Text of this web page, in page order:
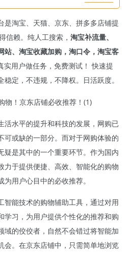
是淘宝、天猫、京东、拼多多店铺提
信赖。纯人工搜索， 淘宝补流量、
站、淘宝收藏加购，淘口令，淘宝客
实用户做任务，免费测试！ 快速提
定，不违规，不降权。日活跃度。
活水平的提升和科技的发展，网购已
可或缺的一部分。而对于网购体验的
疑是其中的一个重要环节。作为国内
力于提供便捷、高效、智能化的购物
用户心目中的必收推荐。
智能技术的购物辅助工具，通过对用
学习，为用户提供个性化的推荐和购
域的佼佼者，自然不会错过将智能加
会。在京东店铺中，只需简单地浏览